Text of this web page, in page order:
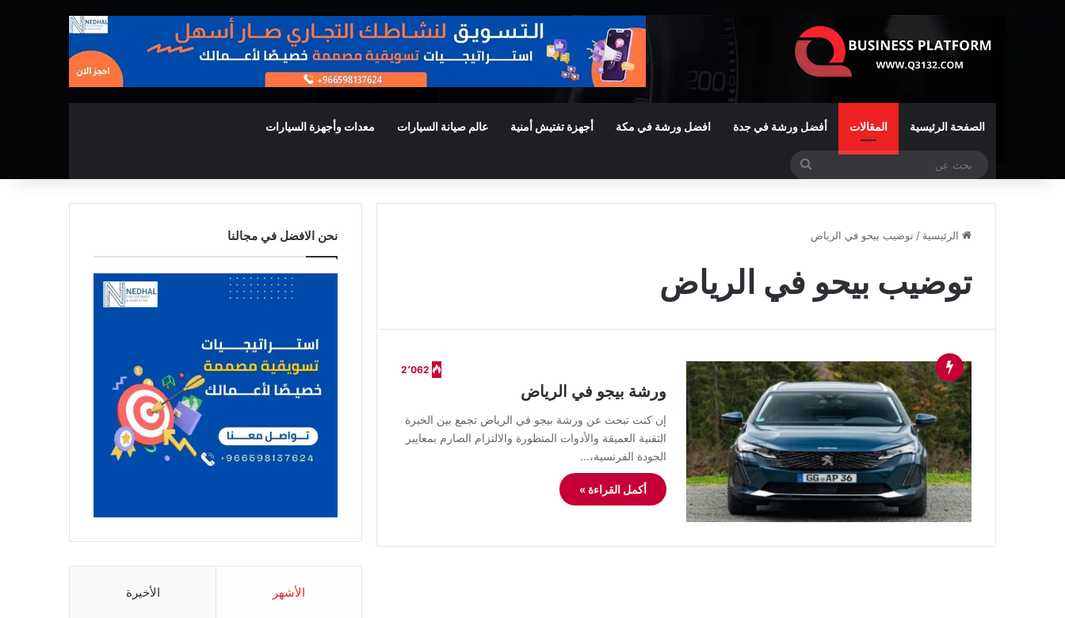
الصفحة الرئيسية المقالات أفضل ورشة في جدة افضل ورشة في مكة أجهزة تفتيش أمنية عالم صيانة السيارات معدات وأجهزة السيارات
الرئيسية / توضيب بيحو في الرياض
توضيب بيحو في الرياض
2٬062
ورشة بيجو في الرياض
إن كنت تبحث عن ورشة بيجو في الرياض تجمع بين الخبرة
التقنية العميقة والأدوات المتطورة والالتزام الصارم بمعايير
الجودة الفرنسية،…
أكمل القراءة »
نحن الافضل في مجالنا
الأشهر الأخيرة